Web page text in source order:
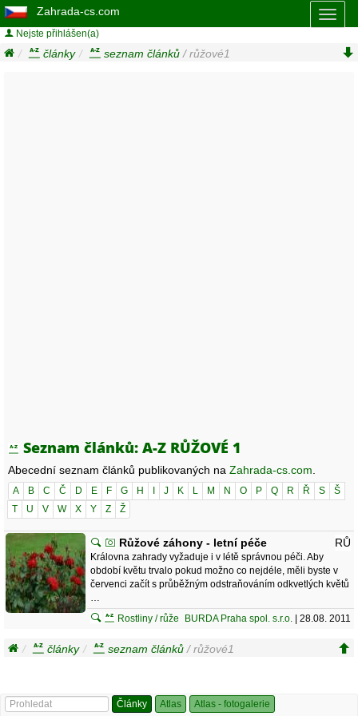
Zahrada-cs.com
Nejste přihlášen(a)
články seznam článků / růžové1
Seznam článků: A-Z RŮŽOVÉ 1
Abecední seznam článků publikovaných na Zahrada-cs.com
A B C Č D E F G H J K L M N O P Q R Ř S
Š
T
U V W X Y Z Ž
Růžové záhony - letní péče RŮ
Královna zahrady vyžaduje i v létě správnou péči. Aby
období květu trvalo pokud možno co nejdéle, měli byste v
červenci začít s průběžným odstraňováním odkvetlých květů
…
BURDA Praha spol. s.r.o. | 28.08. 2011
Rostliny / růže
články seznam článků / růžové1
Články Atlas Atlas - fotogalerie